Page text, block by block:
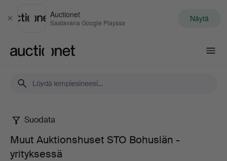
Sulje
Auctionet
Saatavana Google Playssa Näytä
Muut
Auktionshuset
Suodata
Muut Auktionshuset STO Bohuslän -
yrityksessä